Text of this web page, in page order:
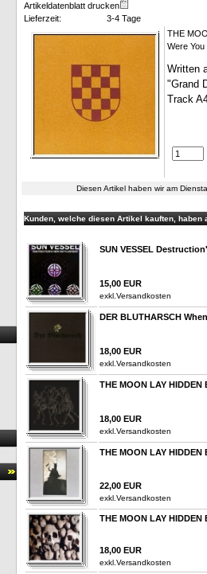
Artikeldatenblatt drucken
Lieferzeit:
3-4 Tage
THE
Were
Written
"Grand
Track
Diesen Artikel haben wir am
Kunden, welche diesen Artikel kauften, haben
SUN VESSEL
15,00 EUR
exkl. Versandkosten
DER BLUTHARSCH
18,00 EUR
exkl. Versandkosten
THE MOON LAY HIDDEN
18,00 EUR
exkl. Versandkosten
THE MOON LAY
22,00 EUR
exkl. Versandkosten
THE MOON LAY
18,00 EUR
exkl. Versandkosten